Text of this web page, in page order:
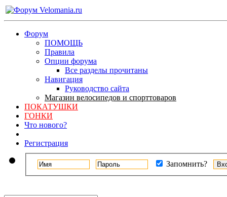
Форум
ПОМОЩЬ
Правила
Опции форума
Все разделы прочитаны
Навигация
Руководство сайта
Магазин велосипедов и спорттоваров
ПОКАТУШКИ
ГОНКИ
Что нового?
Регистрация
Запомнить?